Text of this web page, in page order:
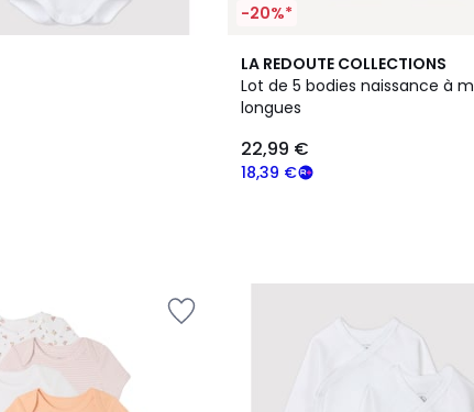
-20%*
LA REDOUTE COLLECTIONS
Lot de 5 bodies naissance à
longues
18,39 €
22,99 €